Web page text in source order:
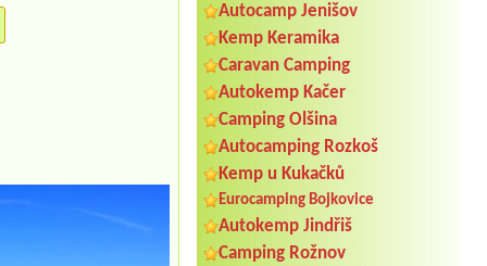
Autocamp Jenišov
Kemp Keramika
Caravan Camping
Autokemp Kačer
Camping Olšina
Autocamping Rozkoš
Kemp u Kukačků
Eurocamping Bojkovice
Autokemp Jindřiš
Camping Rožnov
Termin ab 2026-09-13 |
Kutná Hora